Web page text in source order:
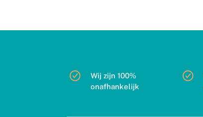
Wij zijn 100%
onafhankelijk